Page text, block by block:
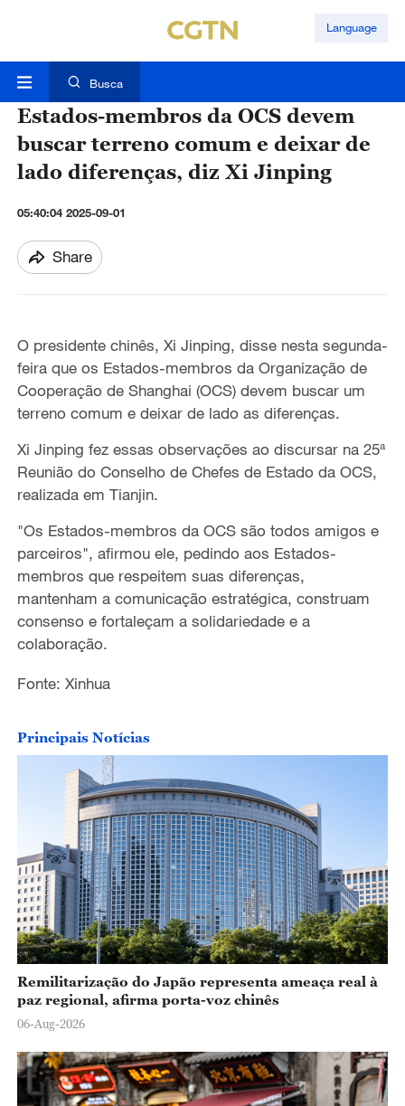
Language
Busca
Estados-membros da OCS devem
buscar terreno comum e deixar de
lado diferenças, diz Xi Jinping
05:40:04 2025-09-01
Share
O presidente chinês, Xi Jinping, disse nesta segunda-
feira que os Estados-membros da Organização de
Cooperação de Shanghai (OCS) devem buscar um
terreno comum e deixar de lado as diferenças.
Xi Jinping fez essas observações ao discursar na 25ª
Reunião do Conselho de Chefes de Estado da OCS,
realizada em Tianjin.
"Os Estados-membros da OCS são todos amigos e
parceiros", afirmou ele, pedindo aos Estados-
membros que respeitem suas diferenças,
mantenham a comunicação estratégica, construam
consenso e fortaleçam a solidariedade e a
colaboração.
Fonte: Xinhua
Principais Notícias
Remilitarização do Japão representa ameaça real à
paz regional, afirma porta-voz chinês
06-Aug-2026